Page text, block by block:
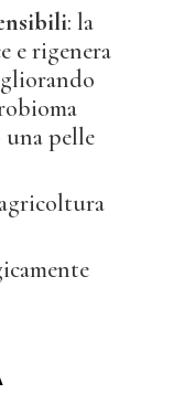
: la
e rigenera
una pelle